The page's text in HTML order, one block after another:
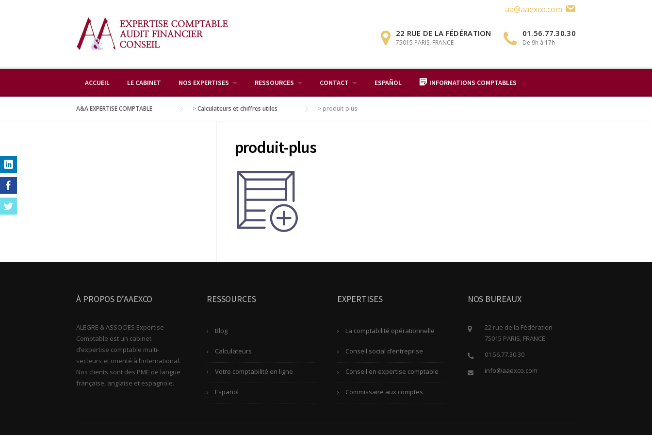
aa@aaexco.com
22 RUE DE LA FÉDÉRATION
75015 PARIS, FRANCE
01.56.77.30.30
De 9h à 17h
ACCUEIL LE CABINET NOS EXPERTISES RESSOURCES CONTACT ESPAÑOL INFORMATIONS COMPTABLES
A&A EXPERTISE COMPTABLE >Calculateurs et chiffres utiles > produit-plus
produit-plus
À PROPOS D’AAEXCO
ALEGRE & ASSOCIES Expertise
Comptable est un cabinet
d’expertise comptable multi-
secteurs et orienté à l’international.
Nos clients sont des PME de langue
française, anglaise et espagnole.
RESSOURCES
Blog
Calculateurs
Votre comptabilité en ligne
Español
EXPERTISES
La comptabilité opérationnelle
Conseil social d’entreprise
Conseil en expertise comptable
Commissaire aux comptes
NOS BUREAUX
22 rue de la Fédération
75015 PARIS, FRANCE
01.56.77.30.30
info@aaexco.com